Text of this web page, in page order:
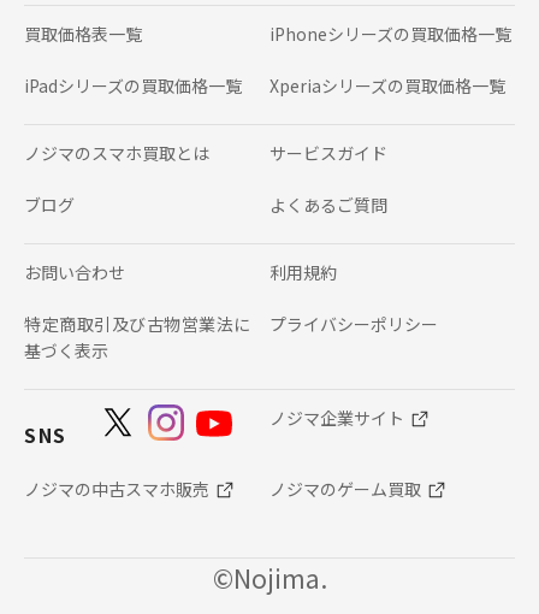
買取価格表一覧 iPhoneシリーズの 買取価格一覧
iPadシリーズの 買取価格一覧 Xperiaシリーズの 買取価格一覧
ノジマのスマホ買取とは サービスガイド
ブログ よくあるご質問
お問い合わせ 利用規約
特定商取引及び古物営業法に
基づく表示
プライバシーポリシー
SNS
ノジマ企業サイト
ノジマの中古スマホ販売 ノジマのゲーム買取
©Nojima.